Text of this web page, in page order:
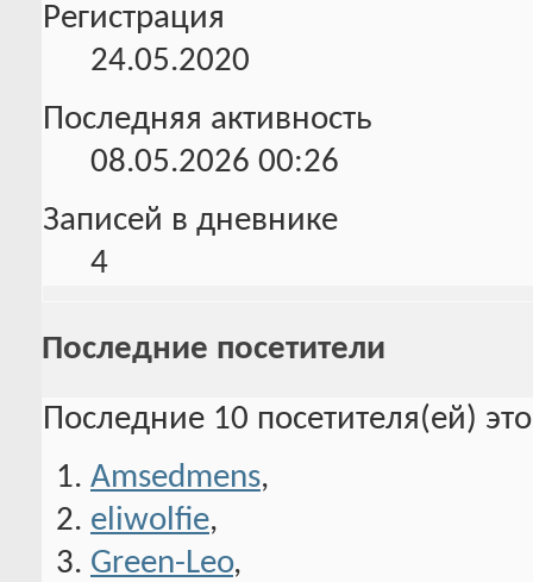
Регистрация
24.05.2020
Последняя активность
08.05.2026 00:26
Записей в дневнике
4
Последние посетители
Последние 10 посетителя(ей)
Amsedmens,
eliwolfie,
Green-Leo,